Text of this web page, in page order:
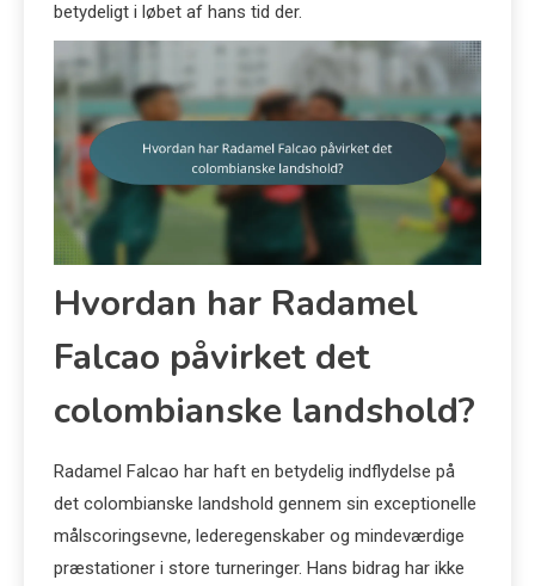
betydeligt i løbet af hans tid der.
Hvordan har Radamel
Falcao påvirket det
colombianske landshold?
Radamel Falcao har haft en betydelig indflydelse på
det colombianske landshold gennem sin exceptionelle
målscoringsevne, lederegenskaber og mindeværdige
præstationer i store turneringer. Hans bidrag har ikke